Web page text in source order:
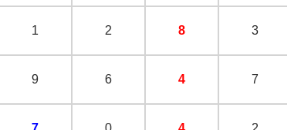
1 2 8 3
9 6 4 7